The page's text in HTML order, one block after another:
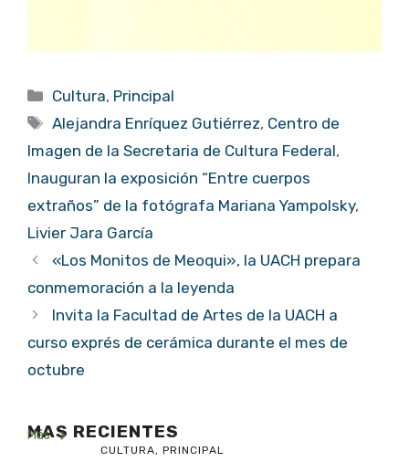
Categorías
Cultura, Principal
Etiquetas
Alejandra Enríquez Gutiérrez, Centro de
Imagen de la Secretaria de Cultura Federal,
Inauguran la exposición “Entre cuerpos
extraños” de la fotógrafa Mariana Yampolsky,
Livier Jara García
«Los Monitos de Meoqui», la UACH prepara
conmemoración a la leyenda
Invita la Facultad de Artes de la UACH a
curso exprés de cerámica durante el mes de
octubre
MAS RECIENTES
Más
CULTURA, PRINCIPAL